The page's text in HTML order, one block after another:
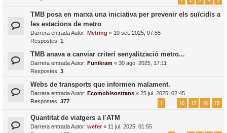
TMB posa en marxa una iniciativa per prevenir els suïcidis a
les estacions de metro
Darrera entrada Autor: Metring « 10 set. 2025, 07:55
Respostes: 1
TMB anava a canviar criteri senyalització metro...
Darrera entrada Autor: Funikram « 30 ago. 2025, 17:11
Respostes: 3
Webs de transports que informen malament.
Darrera entrada Autor: Ecomobisostrans « 25 jul. 2025, 02:45
Respostes: 377 1 16 17 18 19
Quantitat de viatgers a l'ATM
Darrera entrada Autor: wefer « 11 jul. 2025, 01:55